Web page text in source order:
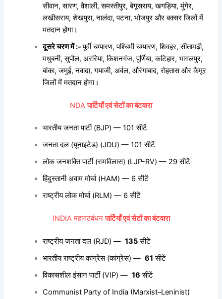
सीवान, सारण, वैशाली, समस्तीपुर, बेगूसराय, खगड़िया, मुंगेर,
लखीसराय, शेखपुरा, नालंदा, पटना, भोजपुर और बक्सर जिलों में
मतदान होगा।
दूसरे चरण में :-पूर्वी चम्पारण, पश्चिमी चम्पारण, शिवहर, सीतामढ़ी,
मधुबनी, सुपौल, अररिया, किशनगंज, पूर्णिया, कटिहार, भागलपुर,
बांका, जमुई, नवादा, गयाजी, अर्वल, औरंगाबाद, रोहतास और कैमूर
जिलों में मतदान होगा।
NDAपार्टियाँ एवं सेटों का बंटवारा
भारतीय जनता पार्टी (BJP) — 101 सीटें
जनता दल (यूनाइटेड) (JDU) — 101 सीटें
लोक जनशक्ति पार्टी (रामविलास) (LJP-RV) — 29 सीटें
हिंदुस्तानी अवाम मोर्चा (HAM) — 6 सीटें
राष्ट्रीय लोक मोर्चा (RLM) — 6 सीटें
INDIA महागठबंधनपार्टियाँ एवं सेटों का बंटवारा
राष्ट्रीय जनता दल (RJD) —135सीटें
भारतीय राष्ट्रीय कांग्रेस (कांग्रेस) —61 सीटें
विकासशील इंसान पार्टी (VIP) —16 सीटें
Communist Party of India (Marxist–Leninist)